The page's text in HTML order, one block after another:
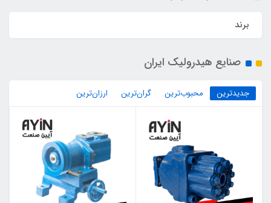
برند
صنایع هیدرولیک ایران
جدیدترین محبوب‌ترین گران‌ترین ارزان‌ترین